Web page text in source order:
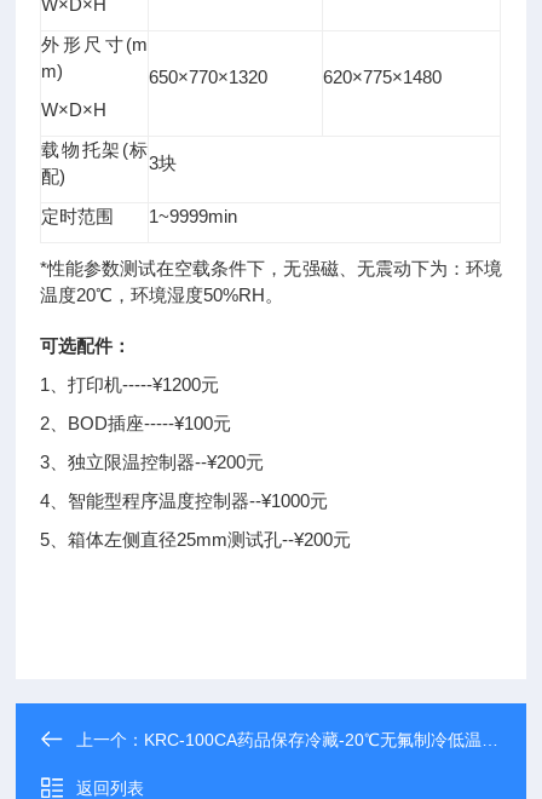
W×D×H
外形尺寸(m
m)
W×D×H
650×770×1320 620×775×1480
载物托架(标
配)
3块
定时范围 1~9999min
*性能参数测试在空载条件下，无强磁、无震动下为：环境
温度20℃，环境湿度50%RH。
可选配件：
1、打印机-----¥1200元
2、BOD插座-----¥100元
3、独立限温控制器--¥200元
4、智能型程序温度控制器--¥1000元
5、箱体左侧直径25mm测试孔--¥200元
上一个： KRC-100CA药品保存冷藏-20℃无氟制冷低温培养箱
返回列表